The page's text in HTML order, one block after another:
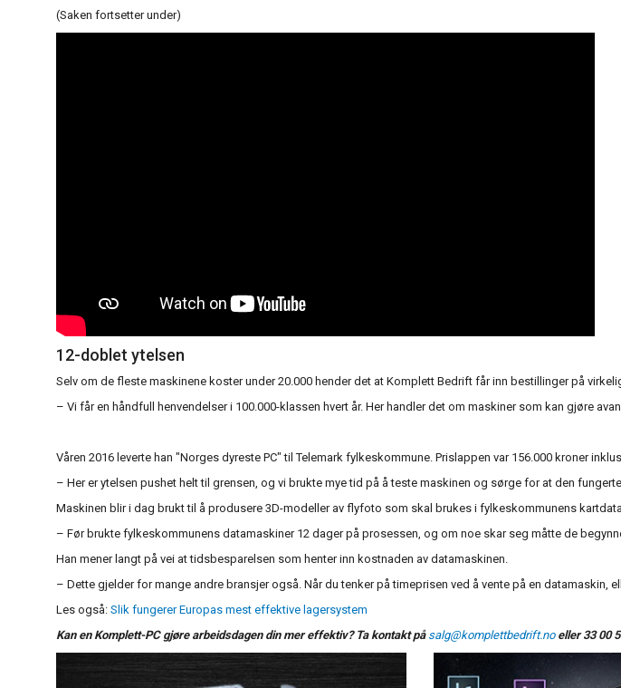
(Saken fortsetter under)
12-doblet ytelsen
Selv om de fleste maskinene koster under 20.000 hender det at Komplett Bedrift får inn bestillinger på
– Vi får en håndfull henvendelser i 100.000-klassen hvert år. Her handler det om maskiner som kan gjøre
Våren 2016 leverte han "Norges dyreste PC" til Telemark fylkeskommune. Prislappen var 156.000 kroner
– Her er ytelsen pushet helt til grensen, og vi brukte mye tid på å teste maskinen og sørge for at den
Maskinen blir i dag brukt til å produsere 3D-modeller av flyfoto som skal brukes i fylkeskommunens
– Før brukte fylkeskommunens datamaskiner 12 dager på prosessen, og om noe skar seg måtte de
Han mener langt på vei at tidsbesparelsen som henter inn kostnaden av datamaskinen.
– Dette gjelder for mange andre bransjer også. Når du tenker på timeprisen ved å vente på en
Les også: Slik fungerer Europas mest effektive lagersystem
Kan en Komplett-PC gjøre arbeidsdagen din mer effektiv? Ta kontakt på salg@komplettbedrift.noeller 33 00